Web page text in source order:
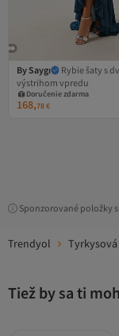
By Saygı
Rybie šaty s
výstrihom vpredu
Doručenie zdarma
168,78€
Sponzorované položky
Trendyol
Tiež by sa ti